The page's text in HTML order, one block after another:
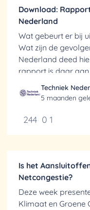
Download:
Nederland
Wat gebeurt er bij
Wat zijn de
Nederland deed
rapport is daar aan
Techniek
5 maanden
244 0 1
Is het
Netcongestie?
Deze week
Klimaat en Groene